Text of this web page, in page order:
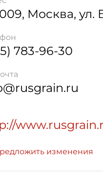
, Москва, ул.
783-96-30
изменения